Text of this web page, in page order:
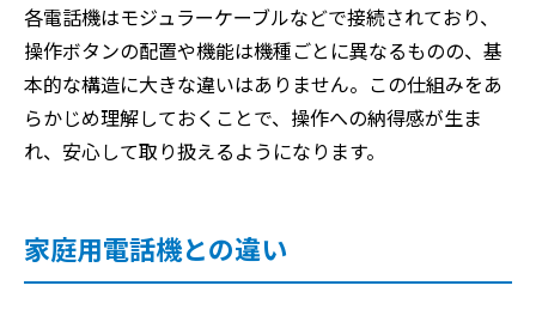
各電話機はモジュラーケーブルなどで接続されており、
操作ボタンの配置や機能は機種ごとに異なるものの、基
本的な構造に大きな違いはありません。この仕組みをあ
らかじめ理解しておくことで、操作への納得感が生ま
れ、安心して取り扱えるようになります。
家庭用電話機との違い